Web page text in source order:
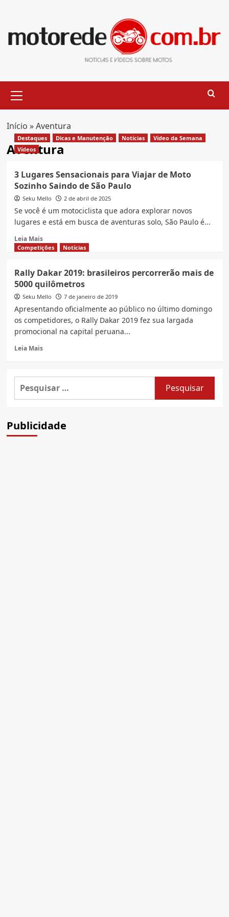
content
Menu
Início »Aventura
Aventura
Destaques Dicas e Manutenção Notícias
Vídeo da Semana
Vídeos
3 Lugares Sensacionais para Viajar de Moto
Sozinho Saindo de São Paulo
Seku Mello 2 de abril de 2025
Se você é um motociclista que adora explorar novos
lugares e está em busca de aventuras solo, São Paulo é...
Leia MaisRead
more
Lugares
Sensacionais
para
Viajar
Moto
Sozinho
Competições Notícias
Rally Dakar 2019: brasileiros percorrerão mais de
5000 quilômetros
Seku Mello 7 de janeiro de 2019
Apresentando oficialmente ao público no último domingo
os competidores, o Rally Dakar 2019 fez sua largada
promocional na capital peruana...
Leia MaisRead
Rally
Dakar
mais
Pesquisar
por:
Publicidade